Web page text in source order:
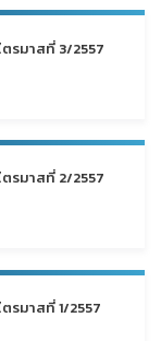
ตรมาสที่ 3/2557
ตรมาสที่ 2/2557
ตรมาสที่ 1/2557